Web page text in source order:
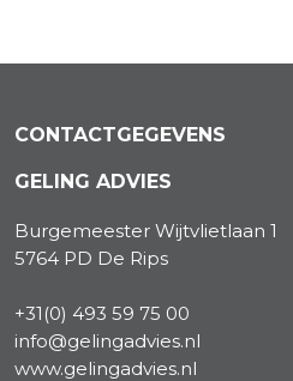
CONTACTGEGEVENS
GELING ADVIES
Burgemeester Wijtvlietlaan 1
5764 PD De Rips
+31(0) 493 59 75 00
info@gelingadvies.nl
www.gelingadvies.nl